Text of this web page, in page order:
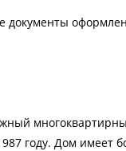
документы
году. Дом имеет